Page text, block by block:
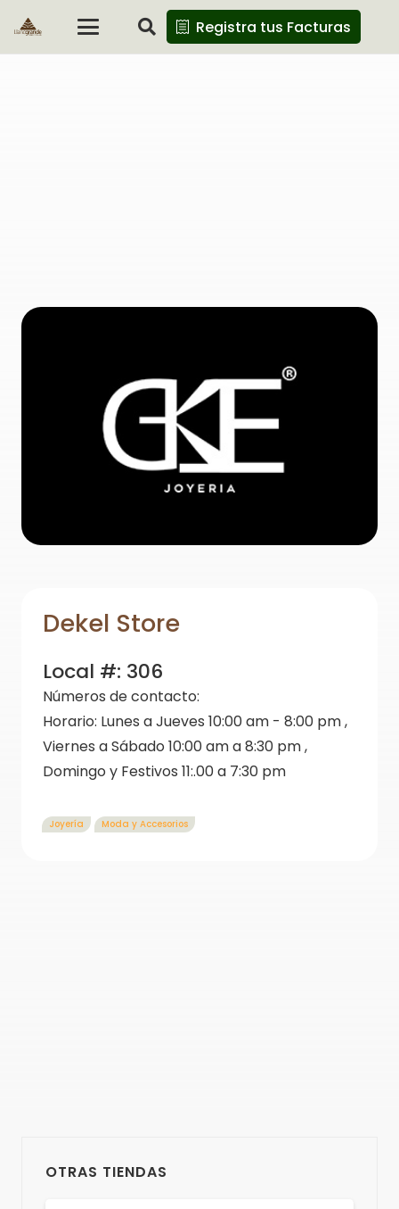
Registra tus Facturas
Dekel Store
Local #: 306
Números de contacto:
Horario: Lunes a Jueves 10:00 am - 8:00 pm ,
Viernes a Sábado 10:00 am a 8:30 pm ,
Domingo y Festivos 11:.00 a 7:30 pm
Joyería Moda y Accesorios
OTRAS TIENDAS